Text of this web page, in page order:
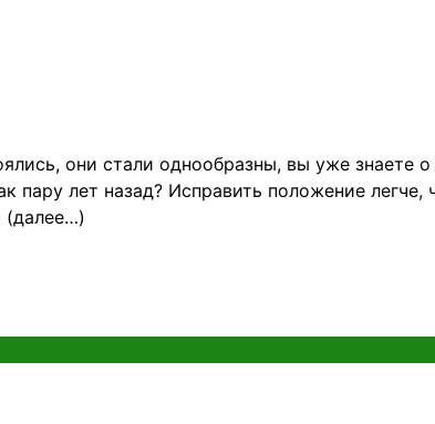
они стали однообразны, вы уже знаете о
лет назад? Исправить положение
(далее…)